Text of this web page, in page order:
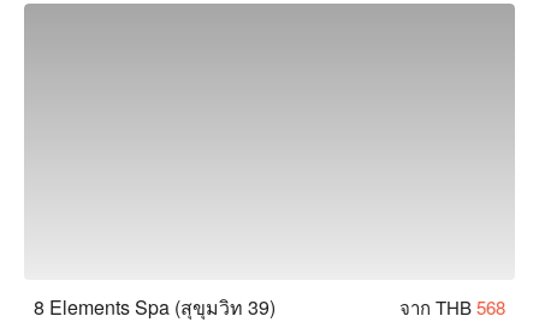
8 Elements Spa (สุขุมวิท 39) จาก THB568